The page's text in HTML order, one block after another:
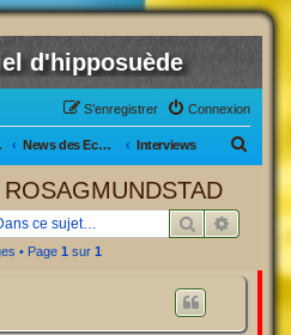
d'hipposuède
Connexion
S’enregistrer
News des Ecuries Interviews
Rechercher
• Page 1 sur 1